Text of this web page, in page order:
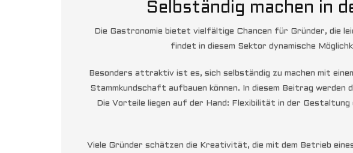
Selbständig machen in
Die Gastronomie bietet vielfältige Chancen für Gründer, die
findet in diesem Sektor dynamische
Besonders attraktiv ist es, sich selbständig zu machen mit
Stammkundschaft aufbauen können. In diesem Beitrag
Die Vorteile liegen auf der Hand: Flexibilität in der
Viele Gründer schätzen die Kreativität, die mit dem Betrieb